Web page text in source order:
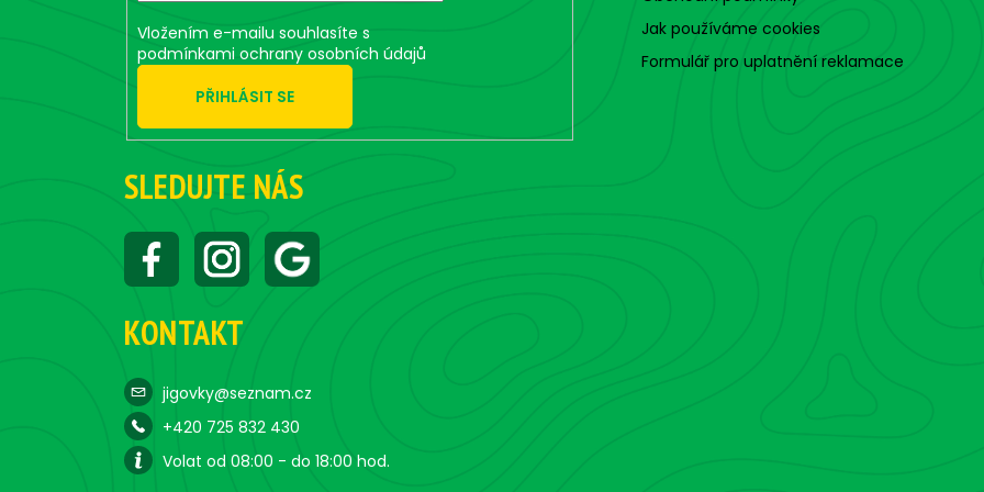
Vložením e-mailu souhlasíte s
podmínkami ochrany osobních údajů
PŘIHLÁSIT SE
SLEDUJTE NÁS
KONTAKT
jigovky@seznam.cz
+420 725 832 430
Volat od 08:00 - do 18:00 hod.
Jak používáme cookies
Formulář pro uplatnění reklamace